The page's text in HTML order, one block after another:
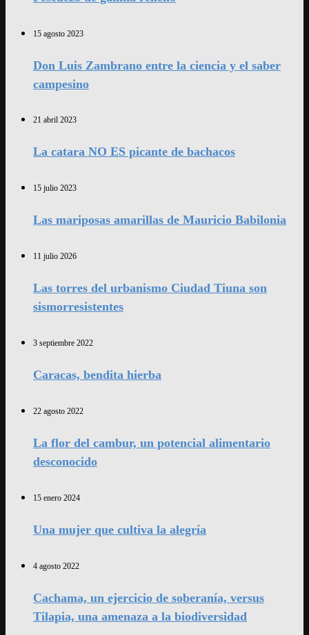
15 agosto 2023
Don Luis Zambrano entre la ciencia y el saber
campesino
21 abril 2023
La catara NO ES picante de bachacos
15 julio 2023
Las mariposas amarillas de Mauricio Babilonia
11 julio 2026
Las torres del urbanismo Ciudad Tiuna son
sismorresistentes
3 septiembre 2022
Caracas, bendita hierba
22 agosto 2022
La flor del cambur, un potencial alimentario
desconocido
15 enero 2024
Una mujer que cultiva la alegría
4 agosto 2022
Cachama, un ejercicio de soberanía, versus
Tilapia, una amenaza a la biodiversidad